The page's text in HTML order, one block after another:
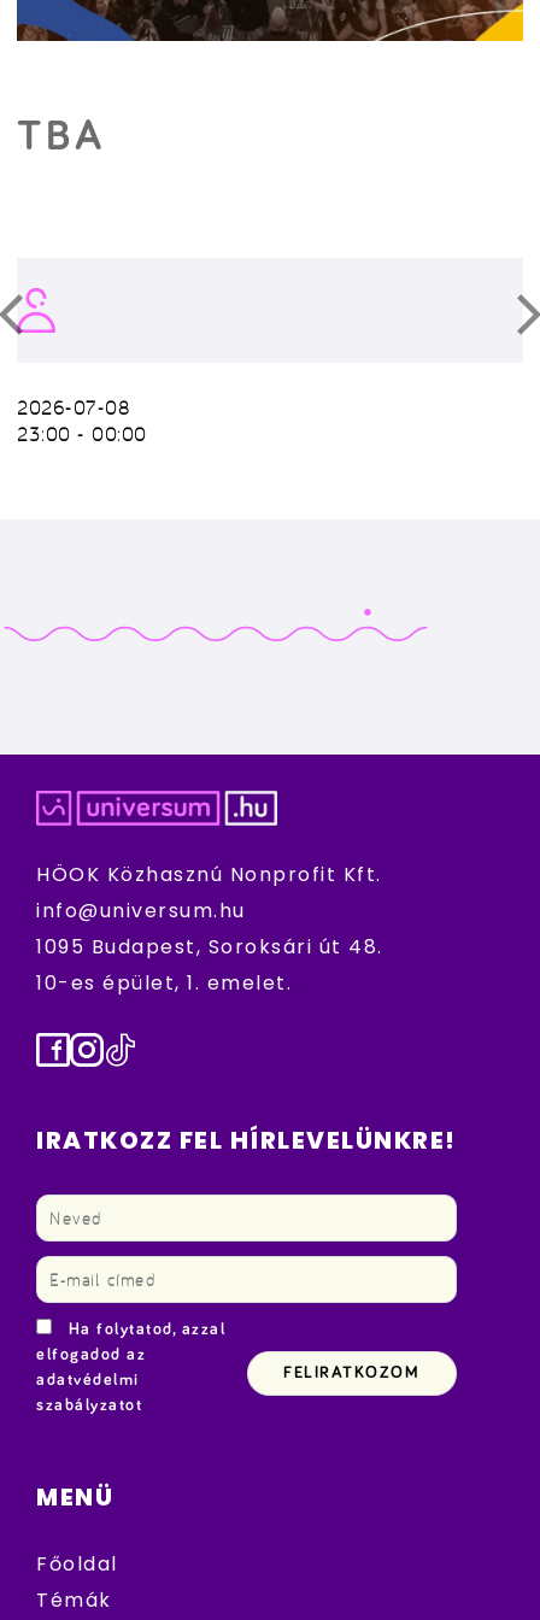
TBA
2026-07-08
23:00 - 00:00
HÖOK Közhasznú Nonprofit Kft.
info@universum.hu
1095 Budapest, Soroksári út 48.
10-es épület, 1. emelet.
Facebook
Instagram
TikTok
IRATKOZZ FEL HÍRLEVELÜNKRE!
Ha folytatod, azzal
elfogadod az
adatvédelmi
szabályzatot
MENÜ
Főoldal
Témák